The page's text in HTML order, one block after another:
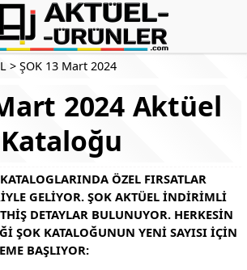
> ŞOK 13 Mart 2024
2024 Aktüel
ÖZEL FIRSATLAR
GELIYOR. ŞOK AKTÜEL INDIRIMLI
DETAYLAR BULUNUYOR. HERKESIN
ŞOK KATALOĞUNUN YENI SAYISI IÇIN
BAŞLIYOR: